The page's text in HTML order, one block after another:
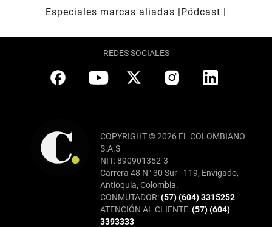
Especiales marcas aliadas
Pódcast
REDES SOCIALES
COPYRIGHT © 2026 EL COLOMBIANO
S.A.S
NIT: 890901352-3
Carrera 48 N° 30 Sur - 119, Envigado,
Antioquia, Colombia.
CONMUTADOR:(57) (604) 3315252
ATENCIÓN AL CLIENTE:(57) (604)
3393333